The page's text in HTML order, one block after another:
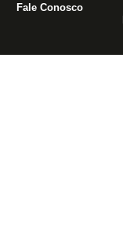
Fale Conosco